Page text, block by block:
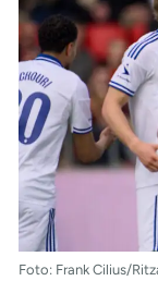
Foto: Frank Cilius/